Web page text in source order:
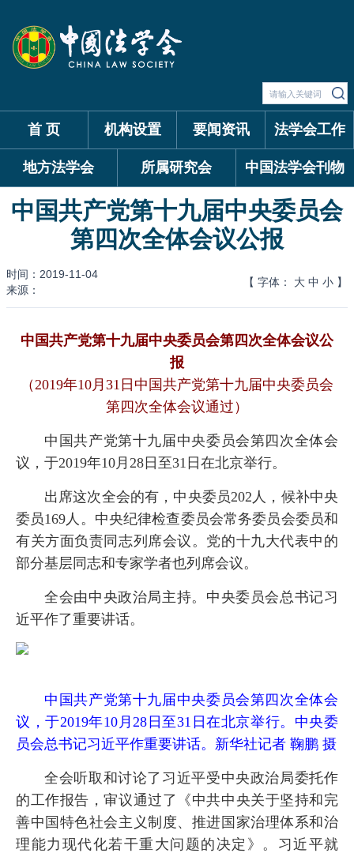
首 页 机构设置 要闻资讯 法学会工作
地方法学会 所属研究会 中国法学会刊物
中国共产党第十九届中央委员会
第四次全体会议公报
时间：2019-11-04
来源：
【 字体： 大 中 小 】
中国共产党第十九届中央委员会第四次全体会议公
报
（2019年10月31日中国共产党第十九届中央委员会
第四次全体会议通过）
中国共产党第十九届中央委员会第四次全体会
议，于2019年10月28日至31日在北京举行。
出席这次全会的有，中央委员202人，候补中央
委员169人。中央纪律检查委员会常务委员会委员和
有关方面负责同志列席会议。党的十九大代表中的
部分基层同志和专家学者也列席会议。
全会由中央政治局主持。中央委员会总书记习
近平作了重要讲话。
中国共产党第十九届中央委员会第四次全体会
议，于2019年10月28日至31日在北京举行。中央委
员会总书记习近平作重要讲话。新华社记者 鞠鹏 摄
全会听取和讨论了习近平受中央政治局委托作
的工作报告，审议通过了《中共中央关于坚持和完
善中国特色社会主义制度、推进国家治理体系和治
理能力现代化若干重大问题的决定》。习近平就